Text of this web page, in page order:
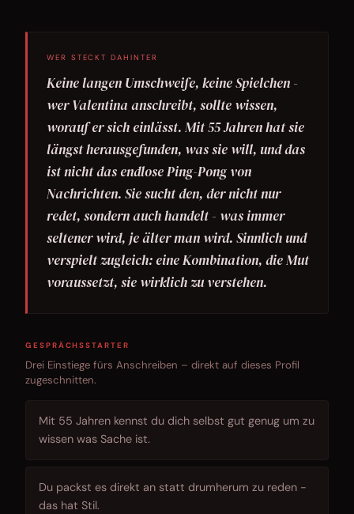
WER STECKT DAHINTER
Keine langen Umschweife, keine Spielchen -
wer Valentina anschreibt, sollte wissen,
worauf er sich einlässt. Mit 55 Jahren hat sie
längst herausgefunden, was sie will, und das
ist nicht das endlose Ping-Pong von
Nachrichten. Sie sucht den, der nicht nur
redet, sondern auch handelt - was immer
seltener wird, je älter man wird. Sinnlich und
verspielt zugleich: eine Kombination, die Mut
voraussetzt, sie wirklich zu verstehen.
GESPRÄCHSSTARTER
Drei Einstiege fürs Anschreiben – direkt auf dieses Profil
zugeschnitten.
Mit 55 Jahren kennst du dich selbst gut genug um zu
wissen was Sache ist.
Du packst es direkt an statt drumherum zu reden -
das hat Stil.